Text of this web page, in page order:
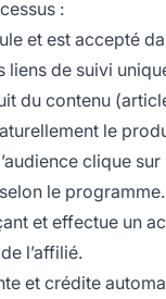
:
et est accepté
de suivi
du contenu
le
clique sur
le programme.
et effectue un
l’affilié.
et crédite